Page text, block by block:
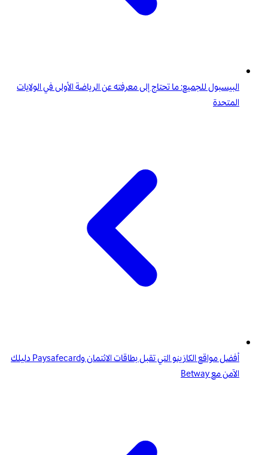
البيسبول للجميع: ما تحتاج إلى معرفته عن الرياضة الأولى في الولايات
المتحدة
أفضل مواقع الكازينو التي تقبل بطاقات الائتمان وPaysafecard دليلك
الآمن مع Betway